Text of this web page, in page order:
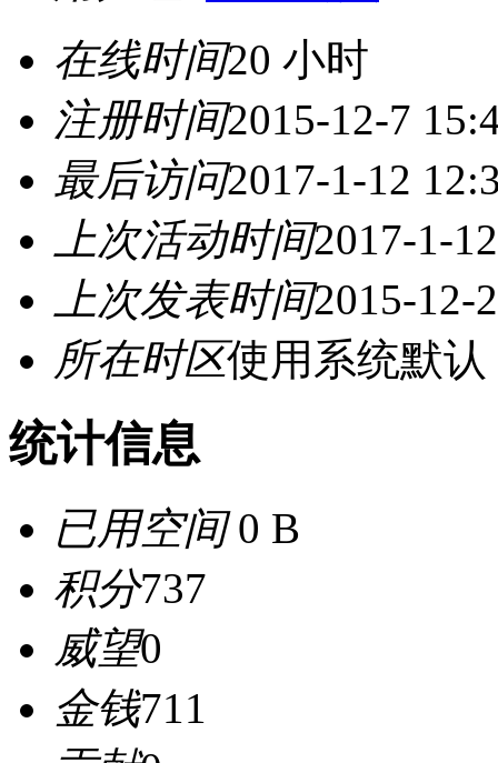
在线时间20 小时
注册时间2015-12-7
最后访问2017-1-12
上次活动时间2017-1-
上次发表时间2015-12-
所在时区使用系统默认
统计信息
已用空间0 B
积分737
威望0
金钱711